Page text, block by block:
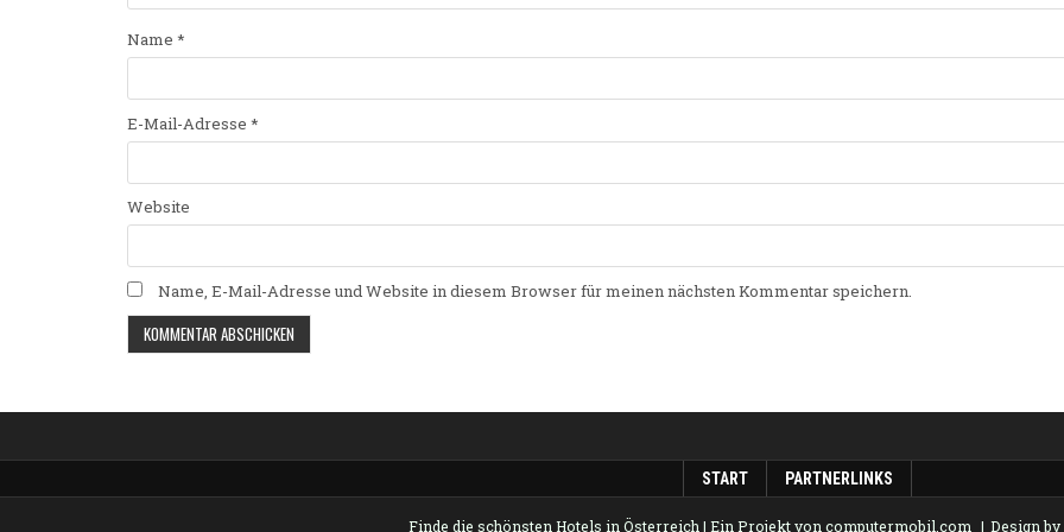
Name *
E-Mail-Adresse *
Website
Name, E-Mail-Adresse und Website in diesem Browser für meinen nächsten Kommentar speichern.
START PARTNERLINKS
Finde die schönsten Hotels in Österreich | Ein Projekt von computermobil.com Design